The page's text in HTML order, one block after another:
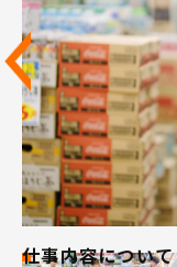
仕事内容について